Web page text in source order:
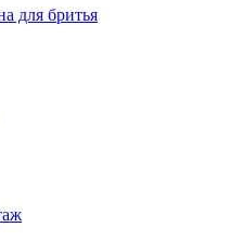
для бритья